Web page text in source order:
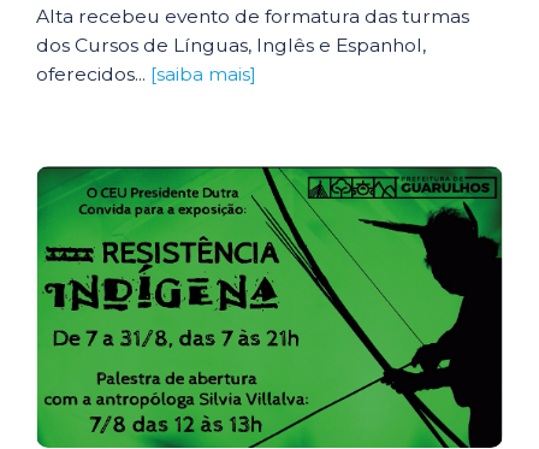
Alta recebeu evento de formatura das turmas
dos Cursos de Línguas, Inglês e Espanhol,
oferecidos... [saiba mais]